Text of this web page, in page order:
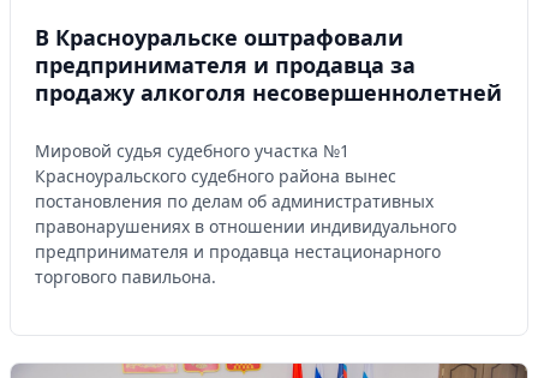
В Красноуральске оштрафовали
предпринимателя и продавца за
продажу алкоголя несовершеннолетней
Мировой судья судебного участка №1
Красноуральского судебного района вынес
постановления по делам об административных
правонарушениях в отношении индивидуального
предпринимателя и продавца нестационарного
торгового павильона.